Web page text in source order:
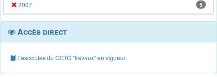
2007 5
Accès direct
Fascicules du CCTG "travaux" en vigueur